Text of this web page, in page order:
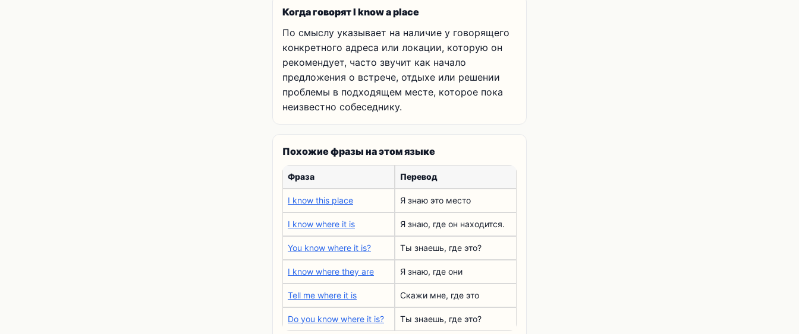
Когда говорят I know a place
По смыслу указывает на наличие у говорящего
конкретного адреса или локации, которую он
рекомендует, часто звучит как начало
предложения о встрече, отдыхе или решении
проблемы в подходящем месте, которое пока
неизвестно собеседнику.
Похожие фразы на этом языке
Фраза Перевод
I know this place Я знаю это место
I know where it is Я знаю, где он находится.
You know where it is? Ты знаешь, где это?
I know where they are Я знаю, где они
Tell me where it is Скажи мне, где это
Do you know where it is? Ты знаешь, где это?